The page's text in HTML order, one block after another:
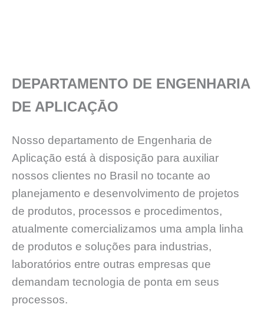
DEPARTAMENTO DE ENGENHARIA
DE APLICAÇĀO
Nosso departamento de Engenharia de
Aplicação está à disposição para auxiliar
nossos clientes no Brasil no tocante ao
planejamento e desenvolvimento de projetos
de produtos, processos e procedimentos,
atualmente comercializamos uma ampla linha
de produtos e soluções para industrias,
laboratórios entre outras empresas que
demandam tecnologia de ponta em seus
processos.